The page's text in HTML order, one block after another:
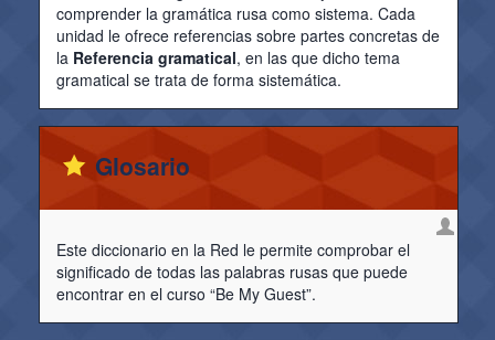
comprender la gramática rusa como sistema. Cada
unidad le ofrece referencias sobre partes concretas de
la Referencia gramatical, en las que dicho tema
gramatical se trata de forma sistemática.
Glosario
Este diccionario en la Red le permite comprobar el
significado de todas las palabras rusas que puede
encontrar en el curso “Be My Guest”.